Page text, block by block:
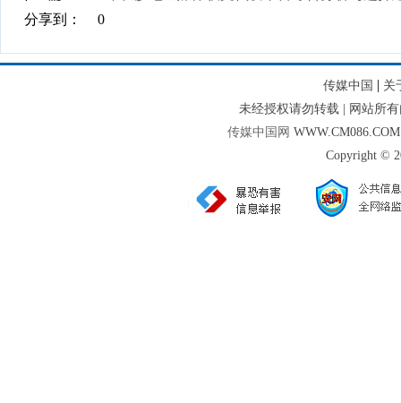
分享到：
0
传媒中国 | 关
未经授权请勿转载 | 网站所
传媒中国网
Copyright ©